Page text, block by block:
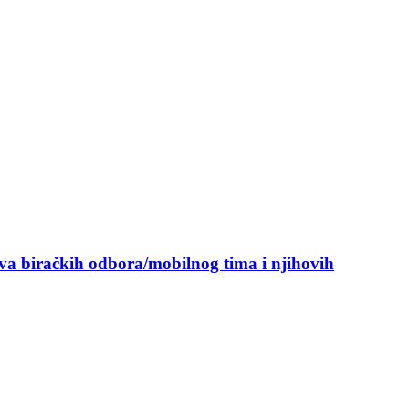
biračkih odbora/mobilnog tima i njihovih